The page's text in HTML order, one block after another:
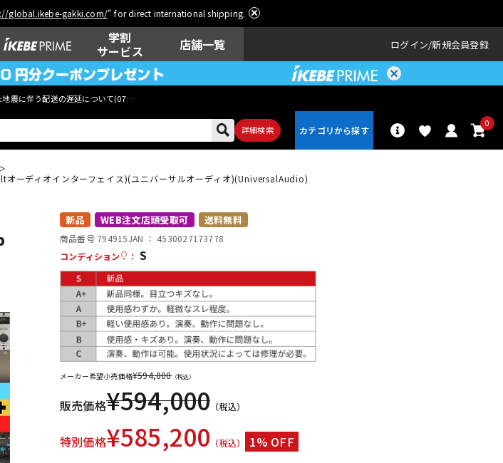
global.ikebe-gakki.com/" for direct international shipping.
学割
サービス
店舗一覧 ログイン 新規会員登録
地震に伴う配送の遅延について(07月29日
詳細検索
0
その他楽器 アンプ
レコーディン
グ機器
配信/ライブ
機器
ーディオインターフェイス)(ユニバーサルオーディオ)(UniversalAudio)
新品 WEB注文店頭受取可 送料無料
商品番号 794915JAN ： 4530027173778
コンディション
： S
メーカー希望小売価格¥594,000（税込）
販売価格¥594,000 （税込）
特別価格¥585,200 （税込） 1% OFF